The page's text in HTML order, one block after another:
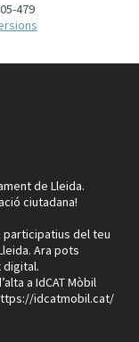
479
de Lleida.
ciutadana!
del teu
Ara pots
a IdCAT Mòbil
idcatmobil.cat/